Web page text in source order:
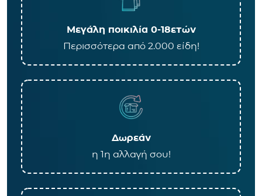
Μεγάλη ποικιλία 0-18ετών
Περισσότερα από 2.000 είδη!
Δωρεάν
η 1η αλλαγή σου!